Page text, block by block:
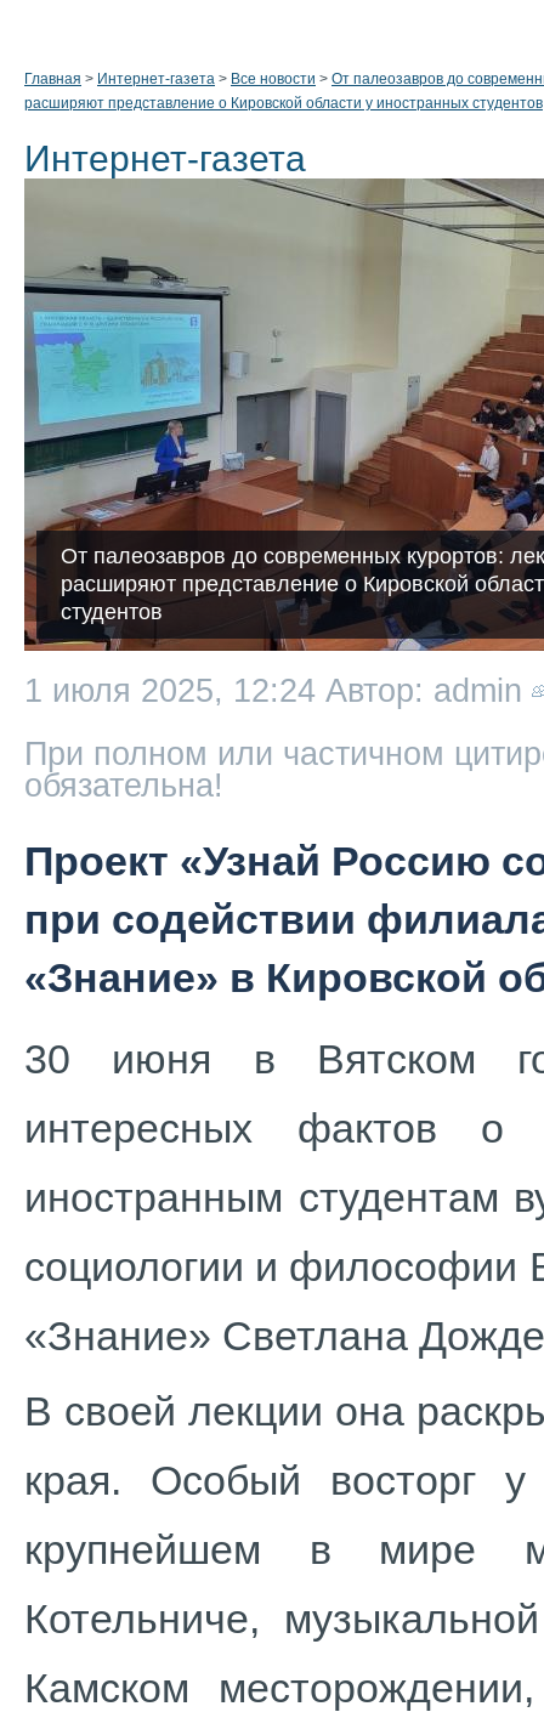
Главная > Интернет-газета > Все новости > От палеозавров до
расширяют представление о Кировской области у иностранных студентов
Интернет-газета
От палеозавров до современных курортов:
расширяют представление о Кировской
студентов
1 июля 2025, 12:24 Автор: admin
При полном или частичном
обязательна!
Проект «Узнай Россию
при содействии
«Знание» в Кировской
30 июня в Вятском
интересных фактов о
иностранным студентам
социологии и философии
«Знание» Светлана
В своей лекции она
края. Особый восторг
крупнейшем в мире
Котельниче,
Камском